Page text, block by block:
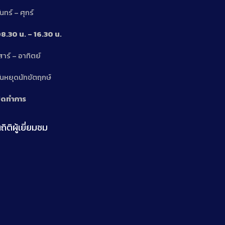
ทร์ – ศุกร์
น. – 16.30 น.
าร์ – อาทิตย์
หยุดนักขัตฤกษ์
ทำการ
ติผู้เยี่ยมชม